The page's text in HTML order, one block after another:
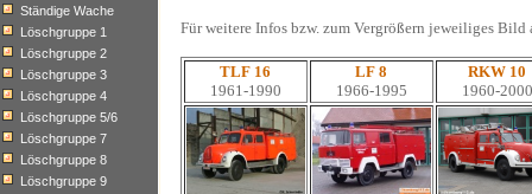
Ständige Wache
Löschgruppe 1
Löschgruppe 2
Löschgruppe 3
Löschgruppe 4
Löschgruppe 5/6
Löschgruppe 7
Löschgruppe 8
Löschgruppe 9
Für weitere Infos bzw. zum Vergrößern jeweiliges
TLF 16
1961-1990
LF 8
1966-1995
RKW 10
1960-2000